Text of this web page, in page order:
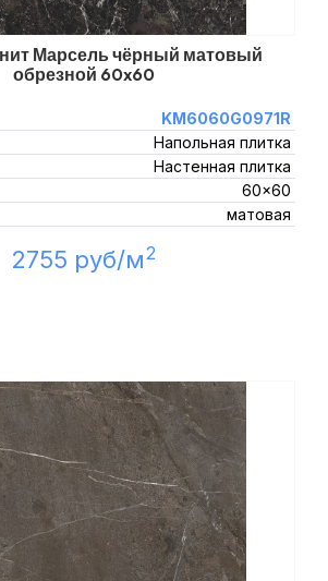
Марсель чёрный матовый
обрезной 60x60
KM6060G0971R
Напольная плитка
Настенная плитка
60x60
матовая
2755 руб/м2